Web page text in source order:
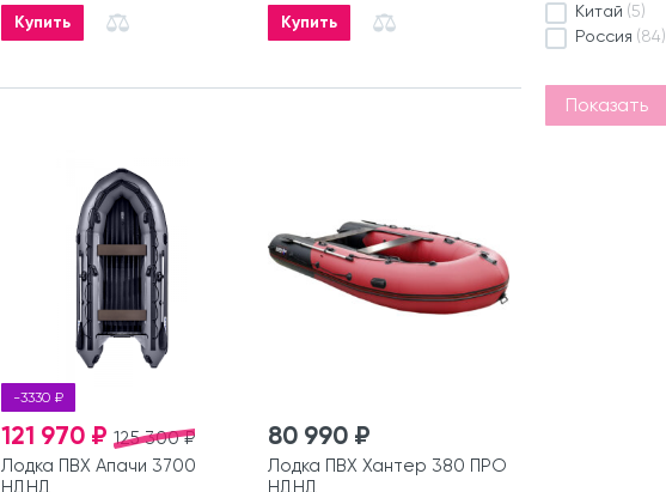
Купить Купить
-3330 ₽
125 300 ₽
121 970 ₽
Лодка ПВХ Апачи 3700
НДНД
80 990 ₽
Лодка ПВХ Хантер 380 ПРО
НДНД
Китай (5)
Россия (84)
Показать